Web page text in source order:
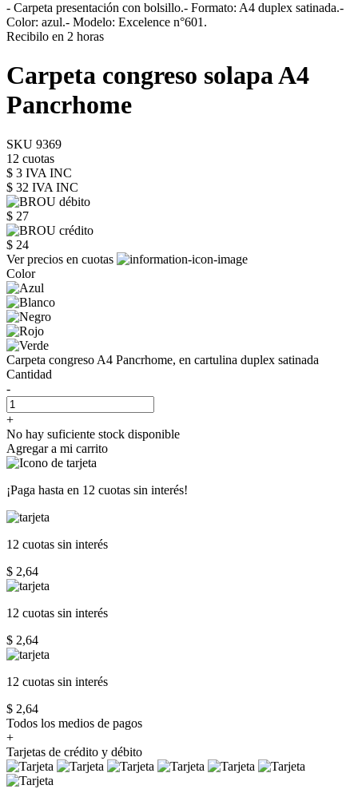
- Carpeta presentación con bolsillo.- Formato: A4 duplex satinada.-
Color: azul.- Modelo: Excelence n°601.
Recibilo en 2 horas
Carpeta congreso solapa A4
Pancrhome
SKU 9369
12 cuotas
$ 3 IVA INC
$ 32 IVA INC
$ 27
$ 24
Ver precios en cuotas
Color
Carpeta congreso A4 Pancrhome, en cartulina duplex satinada
Cantidad
-
+
No hay suficiente stock disponible
Agregar a mi carrito
¡Paga hasta en 12 cuotas sin interés!
12 cuotas sin interés
$ 2,64
12 cuotas sin interés
$ 2,64
12 cuotas sin interés
$ 2,64
Todos los medios de pagos
+
Tarjetas de crédito y débito